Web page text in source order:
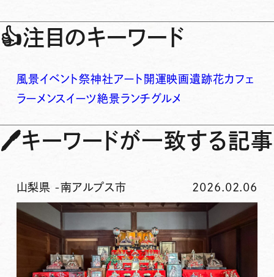
👍注目のキーワード
風景イベント祭神社アート 開運映画遺跡花カフェ
ラーメンスイーツ絶景ランチグルメ
🖊キーワードが一致する記事
山梨県 -南アルプス市 2026.02.06